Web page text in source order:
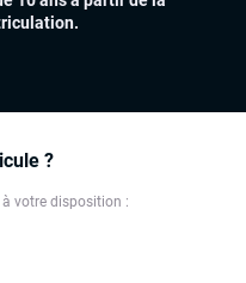
?
votre disposition :